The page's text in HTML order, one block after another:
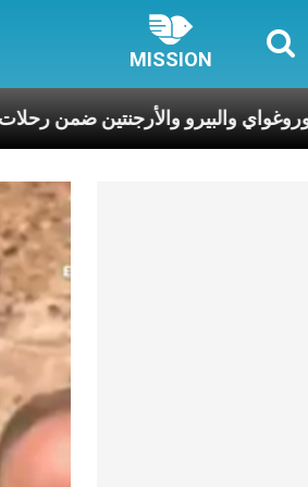
MISSION
أوروغواي والبيرو